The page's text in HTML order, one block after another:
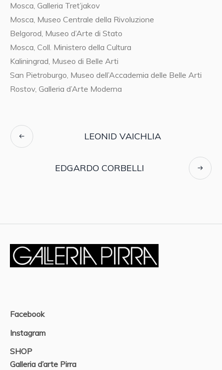
Mosca, Galleria Tret’jakov
Mosca, Museo Centrale della Rivoluzione
Belgorod, Museo d’Arte di Stato
Mosca, Coll. Ministero della Cultura
Kaliningrad, Museo di Belle Arti
San Pietroburgo, Museo dell’Accademia delle Belle Arti
Rostov, Galleria d’Arte Moderna
LEONID VAICHLIA
EDGARDO CORBELLI
Facebook
Instagram
SHOP
Galleria d’arte Pirra